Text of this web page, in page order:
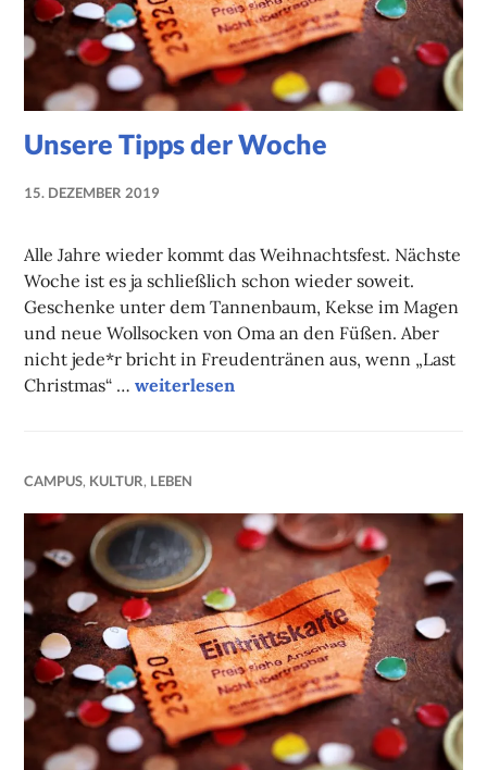
Unsere Tipps der Woche
15. DEZEMBER 2019
Alle Jahre wieder kommt das Weihnachtsfest. Nächste
Woche ist es ja schließlich schon wieder soweit.
Geschenke unter dem Tannenbaum, Kekse im Magen
und neue Wollsocken von Oma an den Füßen. Aber
nicht jede*r bricht in Freudentränen aus, wenn „Last
Christmas“ …Unsere Tipps der Woche
weiterlesen
CAMPUS, KULTUR, LEBEN